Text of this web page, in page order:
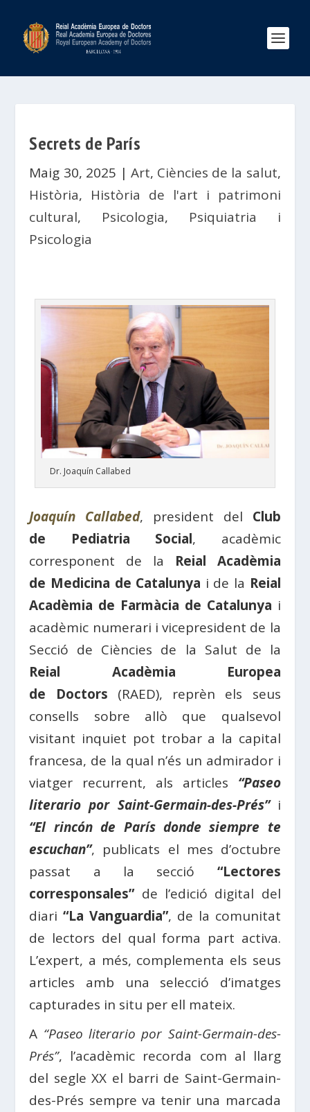
Secrets de París
Maig 30, 2025 | Art, Ciències de la salut,
Història, Història de l'art i patrimoni
cultural, Psicologia, Psiquiatria i
Psicologia
Dr. Joaquín Callabed
Joaquín Callabed, president del Club
de Pediatria Social, acadèmic
corresponent de la Reial Acadèmia
de Medicina de Catalunya i de la Reial
Acadèmia de Farmàcia de Catalunya i
acadèmic numerari i vicepresident de la
Secció de Ciències de la Salut de la
Reial Acadèmia Europea
de Doctors (RAED), reprèn els seus
consells sobre allò que qualsevol
visitant inquiet pot trobar a la capital
francesa, de la qual n’és un admirador i
viatger recurrent, als articles “Paseo
literario por Saint-Germain-des-Prés”i
“El rincón de París donde siempre te
escuchan”, publicats el mes d’octubre
passat a la secció “Lectores
corresponsales”de l’edició digital del
diari “La Vanguardia”, de la comunitat
de lectors del qual forma part activa.
L’expert, a més, complementa els seus
articles amb una selecció d’imatges
capturades in situ per ell mateix.
A “Paseo literario por Saint-Germain-des-
Prés”, l’acadèmic recorda com al llarg
del segle XX el barri de Saint-Germain-
des-Prés sempre va tenir una marcada